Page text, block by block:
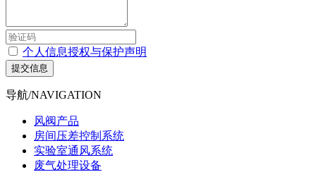
个人信息授权与保护声明
提交信息
导航/NAVIGATION
风阀产品
房间压差控制系统
实验室通风系统
废气处理设备